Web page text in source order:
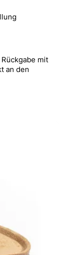
mit
an den